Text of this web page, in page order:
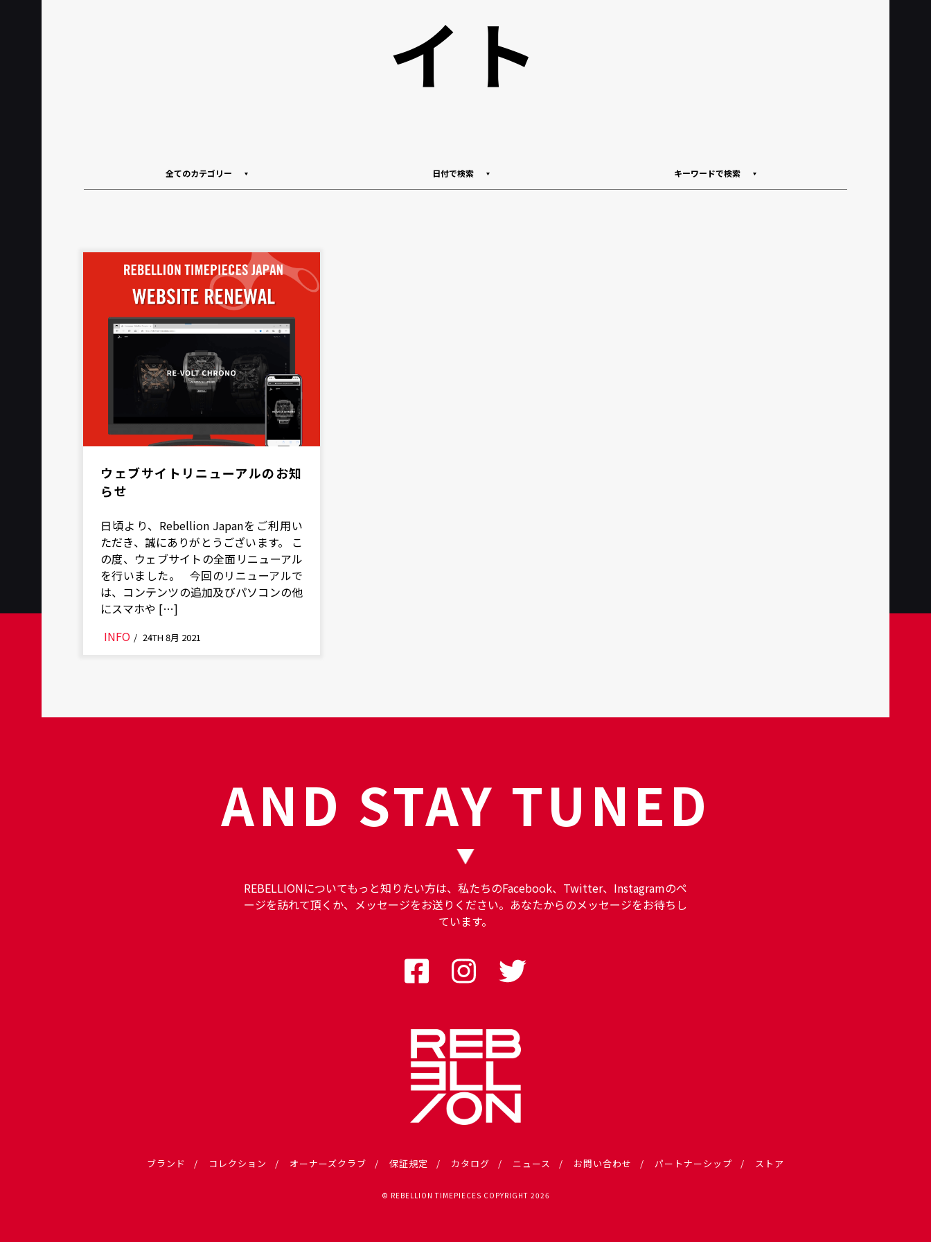
イト
全てのカテゴリー 日付で検索 キーワードで検索
ウェブサイトリニューアルのお知
らせ
日頃より、Rebellion Japanをご利用い
ただき、誠にありがとうございます。 こ
の度、ウェブサイトの全面リニューアル
を行いました。 今回のリニューアルで
は、コンテンツの追加及びパソコンの他
にスマホや […]
INFO / 24TH 8月 2021
AND STAY TUNED
REBELLIONについてもっと知りたい方は、私たちのFacebook、Twitter、Instagramのペ
ージを訪れて頂くか、メッセージをお送りください。あなたからのメッセージをお待ちし
ています。
ブランド コレクション オーナーズクラブ 保証規定 カタログ ニュース お問い合わせ パートナーシップ ストア
© REBELLION TIMEPIECES COPYRIGHT 2026